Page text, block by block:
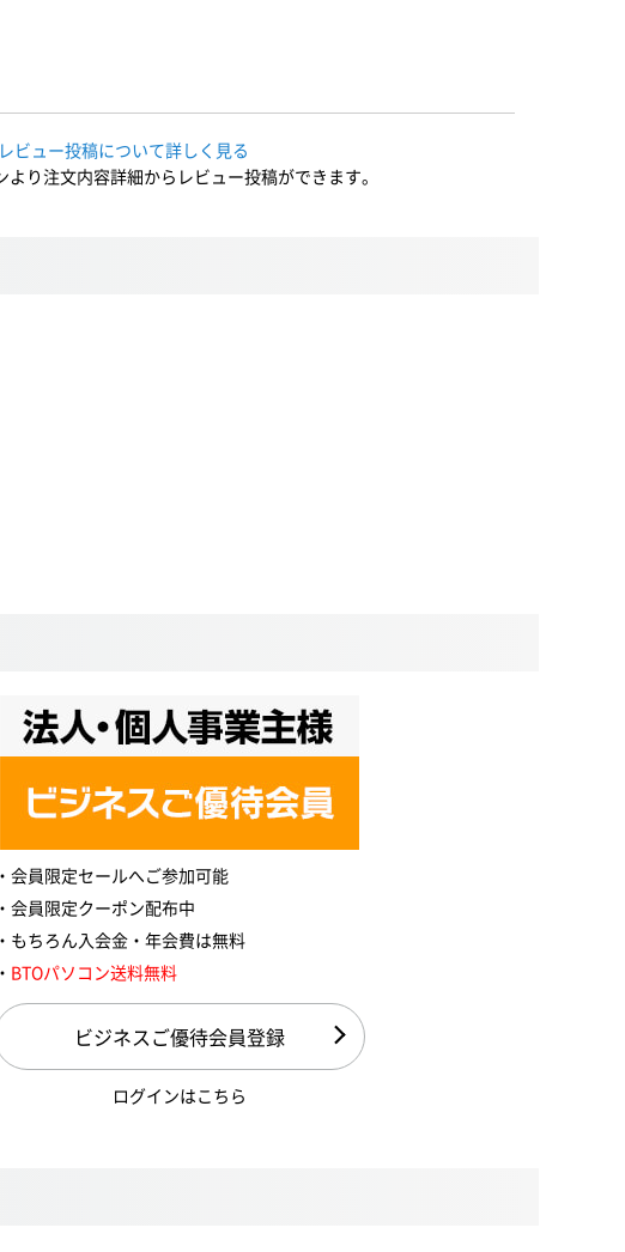
レビュー投稿について詳しく見る
り注文内容詳細からレビュー投稿ができます。
会員限定セールへご参加可能
会員限定クーポン配布中
もちろん入会金・年会費は無料
BTOパソコン送料無料
ビジネスご優待会員登録
ログインはこちら